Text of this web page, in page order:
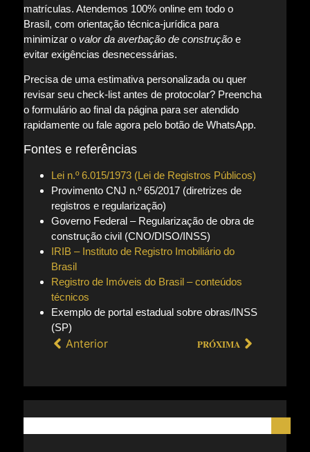
matrículas. Atendemos 100% online em todo o
Brasil, com orientação técnica-jurídica para
minimizar o valor da averbação de construçãoe
evitar exigências desnecessárias.
Precisa de uma estimativa personalizada ou quer
revisar seu check-list antes de protocolar? Preencha
o formulário ao final da página para ser atendido
rapidamente ou fale agora pelo botão de WhatsApp.
Fontes e referências
Lei n.º 6.015/1973 (Lei de Registros Públicos)
Provimento CNJ n.º 65/2017 (diretrizes de
registros e regularização)
Governo Federal – Regularização de obra de
construção civil (CNO/DISO/INSS)
IRIB – Instituto de Registro Imobiliário do
Brasil
Registro de Imóveis do Brasil – conteúdos
técnicos
Exemplo de portal estadual sobre obras/INSS
(SP)
Anterior PRÓXIMA